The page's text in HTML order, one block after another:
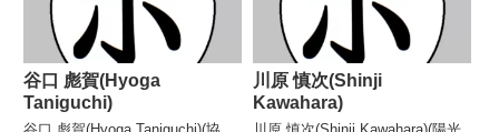
谷口 彪賀(Hyoga
Taniguchi)
川原 慎次(Shinji
Kawahara)